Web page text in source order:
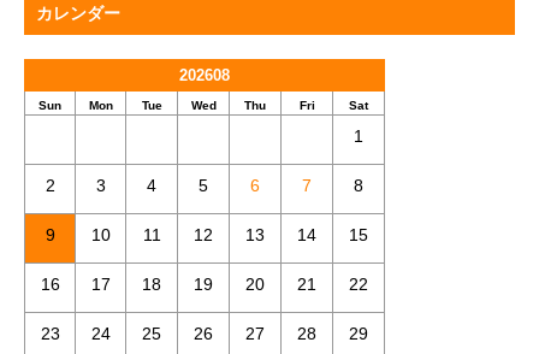
カレンダー
202608
Sun Mon Tue Wed Thu Fri Sat
1
2 3 4 5 6 7 8
9 10 11 12 13 14 15
16 17 18 19 20 21 22
23 24 25 26 27 28 29